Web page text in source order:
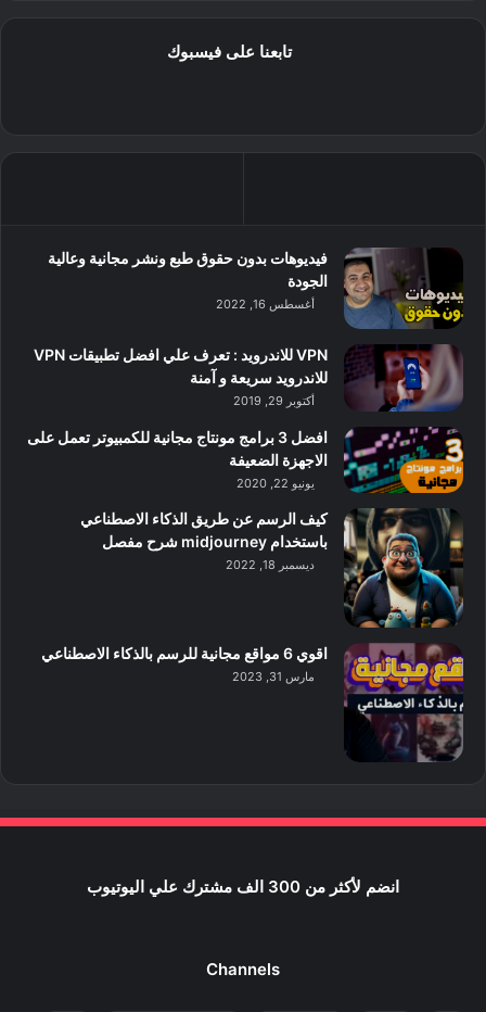
تابعنا على فيسبوك
فيديوهات بدون حقوق طبع ونشر مجانية وعالية
الجودة
أغسطس 16, 2022
VPN للاندرويد : تعرف علي افضل تطبيقات VPN
للاندرويد سريعة و آمنة
أكتوبر 29, 2019
افضل 3 برامج مونتاج مجانية للكمبيوتر تعمل على
الاجهزة الضعيفة
يونيو 22, 2020
كيف الرسم عن طريق الذكاء الاصطناعي
باستخدام midjourney شرح مفصل
ديسمبر 18, 2022
اقوي 6 مواقع مجانية للرسم بالذكاء الاصطناعي
مارس 31, 2023
انضم لأكثر من 300 الف مشترك علي اليوتيوب
Channels